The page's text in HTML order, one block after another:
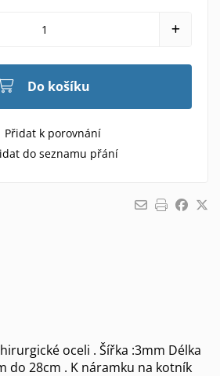
Do košíku
Přidat k porovnání
do seznamu přání
oceli . Šířka :3mm Délka
do 28cm . K náramku na kotník